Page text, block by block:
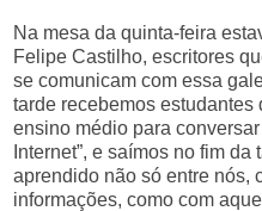
Na mesa da quinta-feira
Felipe Castilho, escritores
se comunicam com essa
tarde recebemos
ensino médio para
Internet”, e saímos no fim
aprendido não só entre nós,
informações, como com